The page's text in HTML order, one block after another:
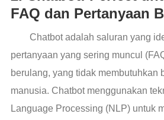
FAQ dan Pertanyaan
Chatbot adalah saluran yang
pertanyaan yang sering muncul
berulang, yang tidak membutuhkan
manusia. Chatbot menggunakan
Language Processing (NLP) untuk